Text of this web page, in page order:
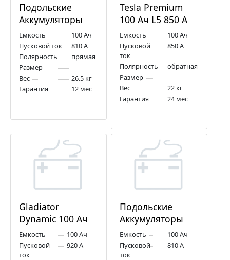
Подольские
Аккумуляторы
100 Ач L5 810 А
прям. пол.
Емкость
100 Ач
Пусковой ток
810 А
Полярность
прямая
Размер
Вес
26.5 кг
Гарантия
12 мес
Tesla Premium
100 Ач L5 850 А
обр. пол.
Емкость
100 Ач
Пусковой
ток
850 А
Полярность
обратная
Размер
Вес
22 кг
Гарантия
24 мес
Gladiator
Dynamic 100 Ач
L5 920 А обр.
пол.
Емкость
100 Ач
Пусковой
ток
920 А
Подольские
Аккумуляторы
100 Ач L5 810 А
обр. пол.
Емкость
100 Ач
Пусковой
ток
810 А